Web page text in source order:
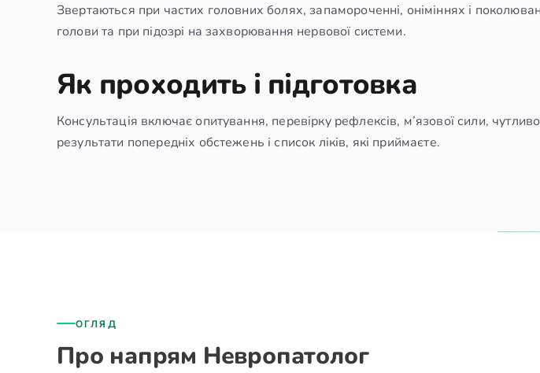
Звертаються при частих головних болях, запамороченні, оніміннях і
голови та при підозрі на захворювання нервової системи.
Як проходить і підготовка
Консультація включає опитування, перевірку рефлексів, м’язової сили,
результати попередніх обстежень і список ліків, які приймаєте.
ОГЛЯД
Про напрям Невропатолог